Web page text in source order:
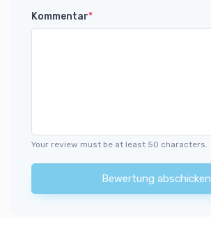
Kommentar*
Your review must be at least 50 characters.
Bewertung abschicken